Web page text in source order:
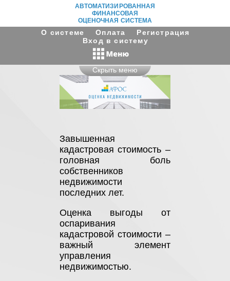
АВТОМАТИЗИРОВАННАЯ
ФИНАНСОВАЯ
ОЦЕНОЧНАЯ СИСТЕМА
О системе Оплата
Регистрация
Вход в систему
Скрыть меню
Завышенная
кадастровая стоимость –
головная боль
собственников
недвижимости
последних лет.
Оценка выгоды от
оспаривания
кадастровой стоимости –
важный элемент
управления
недвижимостью.